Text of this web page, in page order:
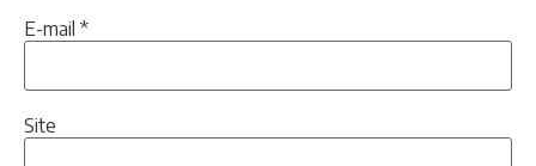
E-mail *
Site